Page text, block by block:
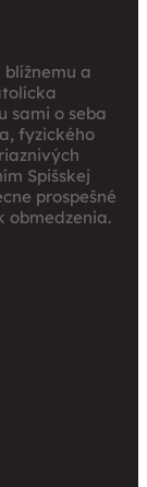
a
sami o seba
fyzického
Spišskej
prospešné
obmedzenia.